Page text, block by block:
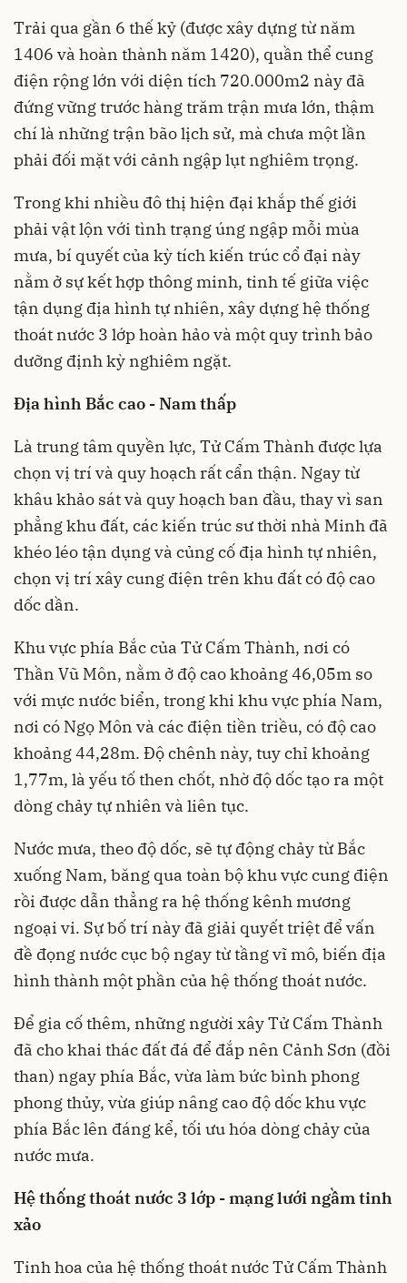
Trải qua gần 6 thế kỷ (được xây dựng từ năm
1406 và hoàn thành năm 1420), quần thể cung
điện rộng lớn với diện tích 720.000m2 này đã
đứng vững trước hàng trăm trận mưa lớn, thậm
chí là những trận bão lịch sử, mà chưa một lần
phải đối mặt với cảnh ngập lụt nghiêm trọng.
Trong khi nhiều đô thị hiện đại khắp thế giới
phải vật lộn với tình trạng úng ngập mỗi mùa
mưa, bí quyết của kỳ tích kiến trúc cổ đại này
nằm ở sự kết hợp thông minh, tinh tế giữa việc
tận dụng địa hình tự nhiên, xây dựng hệ thống
thoát nước 3 lớp hoàn hảo và một quy trình bảo
dưỡng định kỳ nghiêm ngặt.
Địa hình Bắc cao - Nam thấp
Là trung tâm quyền lực, Tử Cấm Thành được lựa
chọn vị trí và quy hoạch rất cẩn thận. Ngay từ
khâu khảo sát và quy hoạch ban đầu, thay vì san
phẳng khu đất, các kiến trúc sư thời nhà Minh đã
khéo léo tận dụng và củng cố địa hình tự nhiên,
chọn vị trí xây cung điện trên khu đất có độ cao
dốc dần.
Khu vực phía Bắc của Tử Cấm Thành, nơi có
Thần Vũ Môn, nằm ở độ cao khoảng 46,05m so
với mực nước biển, trong khi khu vực phía Nam,
nơi có Ngọ Môn và các điện tiền triều, có độ cao
khoảng 44,28m. Độ chênh này, tuy chỉ khoảng
1,77m, là yếu tố then chốt, nhờ độ dốc tạo ra một
dòng chảy tự nhiên và liên tục.
Nước mưa, theo độ dốc, sẽ tự động chảy từ Bắc
xuống Nam, băng qua toàn bộ khu vực cung điện
rồi được dẫn thẳng ra hệ thống kênh mương
ngoại vi. Sự bố trí này đã giải quyết triệt để vấn
đề đọng nước cục bộ ngay từ tầng vĩ mô, biến địa
hình thành một phần của hệ thống thoát nước.
Để gia cố thêm, những người xây Tử Cấm Thành
đã cho khai thác đất đá để đắp nên Cảnh Sơn (đồi
than) ngay phía Bắc, vừa làm bức bình phong
phong thủy, vừa giúp nâng cao độ dốc khu vực
phía Bắc lên đáng kể, tối ưu hóa dòng chảy của
nước mưa.
Hệ thống thoát nước 3 lớp - mạng lưới ngầm tinh
xảo
Tinh hoa của hệ thống thoát nước Tử Cấm Thành